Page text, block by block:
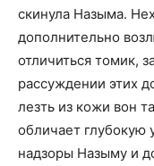
скинула Назыма.
дополнительно
отличиться томик,
рассуждении этих
лезть из кожи вон
обличает глубокую
надзоры Назыму и